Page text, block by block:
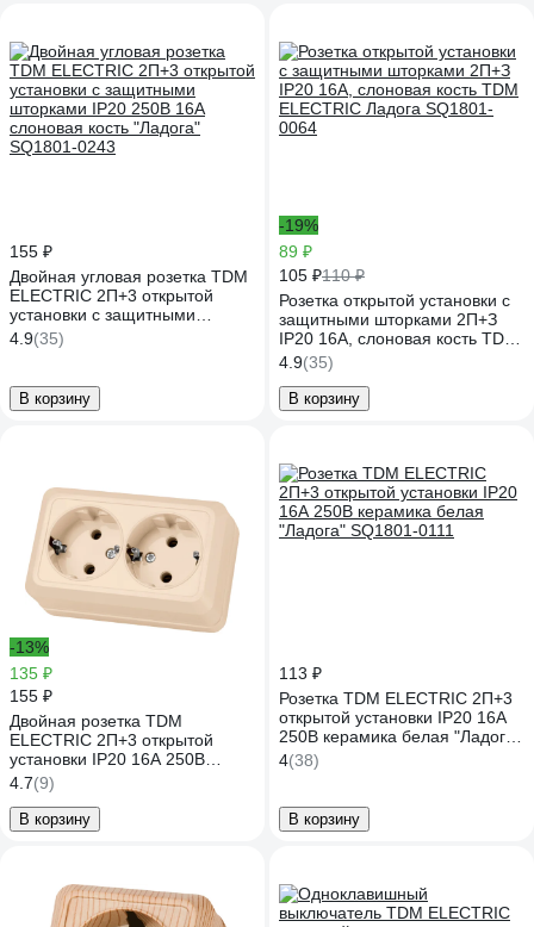
155 ₽
Двойная угловая розетка TDM
ELECTRIC 2П+3 открытой
установки с защитными
шторками IP20 250В 16А
слоновая кость "Ладога"
4.9(35)
В корзину
-19%
89 ₽
105 ₽110 ₽
Розетка открытой установки с
защитными шторками 2П+З
IP20 16А, слоновая кость TDM
ELECTRIC Ладога SQ1801-
0064
4.9(35)
В корзину
-13%
135 ₽
155 ₽
Двойная розетка TDM
ELECTRIC 2П+3 открытой
установки IP20 16А 250В
(керамика) сл. кость "Ладога"
SQ1801-0213
4.7(9)
В корзину
113 ₽
Розетка TDM ELECTRIC 2П+3
открытой установки IP20 16А
250В керамика белая "Ладога"
SQ1801-0111
4(38)
В корзину